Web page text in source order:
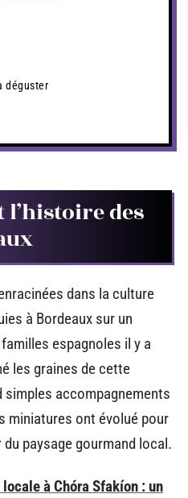
déguster
l’histoire des
dans la culture
à Bordeaux sur un
espagnoles il y a
les graines de cette
simples accompagnements
miniatures ont évolué pour
paysage gourmand local.
à Chóra Sfakíon : un